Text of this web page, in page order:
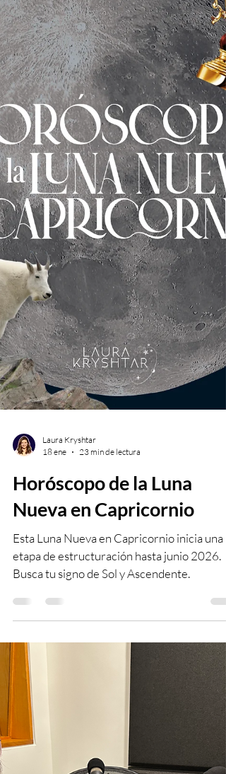
Laura Kryshtar
18 ene
23 min de lectura
Horóscopo de la Luna
Nueva en Capricornio
Esta Luna Nueva en Capricornio inicia una
etapa de estructuración hasta junio 2026.
Busca tu signo de Sol y Ascendente.